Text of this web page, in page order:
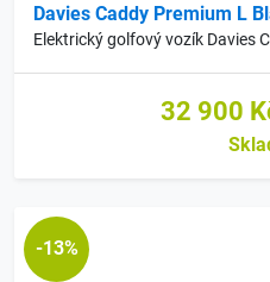
Davies Caddy Premium L
Elektrický golfový vozík Davies
32 900
-13%